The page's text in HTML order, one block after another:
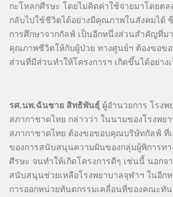
กะโหลกศีรษะ โดยไม่คิดค่าใช้จ่ายมาโดยตล
กลับไปใช้ชีวิตได้อย่างมีคุณภาพในสังคมได้
การศึกษาจากกัลฟ์ เป็นอีกหนึ่งส่วนสำคัญที่ม
คุณภาพชีวิตให้กับผู้ป่วย ทางศูนย์ฯ ต้องขอข
ส่วนที่มีส่วนทำให้โครงการฯ เกิดขึ้นได้อย่าง
รศ.นพ.ฉันชาย สิทธิพันธุ์ ผู้อำนวยการ โรง
สภากาชาดไทย กล่าวว่า ในนามของโรงพย
สภากาชาดไทย ต้องขอขอบคุณบริษัทกัลฟ์ ที่
ของการสนับสนุนความฝันของกลุ่มผู้พิการท
ศีรษะ จนทำให้เกิดโครงการดีๆ เช่นนี้ นอกจ
สนับสนุนช่วยเหลือโรงพยาบาลจุฬาฯ ในอีก
การออกหน่วยทันตกรรมเคลื่อนที่ของคณะทั